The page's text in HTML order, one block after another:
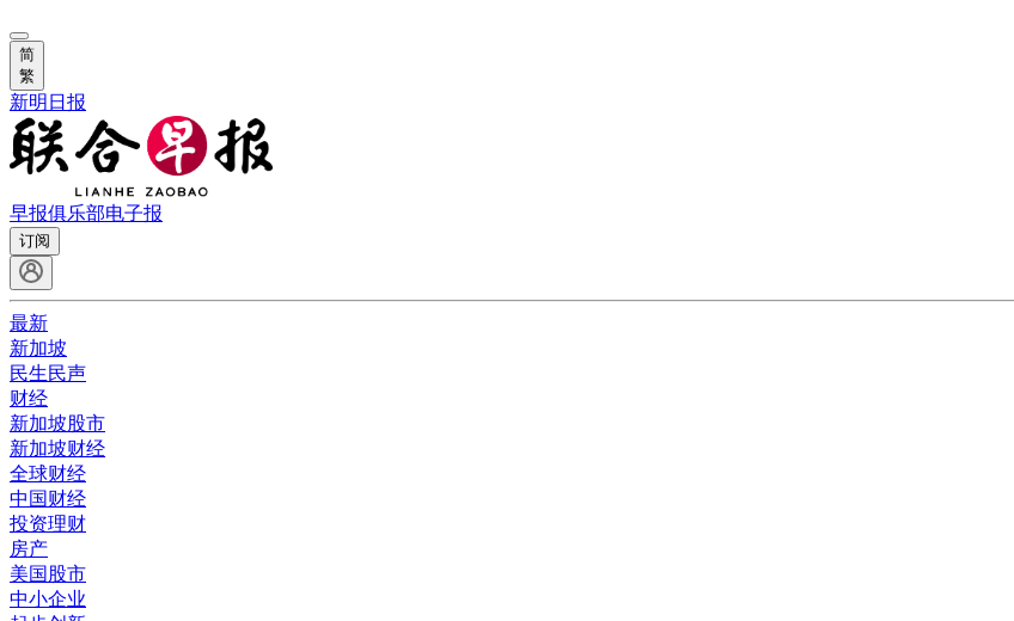
简
繁
新明日报
早报俱乐部电子报
订阅
最新
新加坡
民生民声
财经
新加坡股市
新加坡财经
全球财经
中国财经
投资理财
房产
美国股市
中小企业